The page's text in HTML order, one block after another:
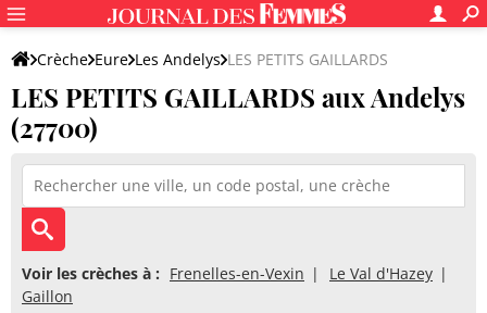
Crèche Eure Les Andelys LES PETITS GAILLARDS
LES PETITS GAILLARDS aux Andelys
(27700)
Voir les crèches à : Frenelles-en-Vexin
Le Val d'Hazey
Gaillon